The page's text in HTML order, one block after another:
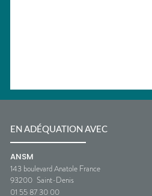
EN ADÉQUATION AVEC
ANSM
143 boulevard Anatole France
93200 Saint-Denis
01 55 87 30 00